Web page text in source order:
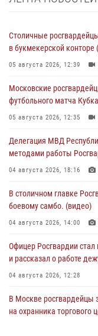
Столичные
в букмекерской конторе
05 августа 2026, 12:39
Московские
футбольного матча
05 августа 2026, 12:35
Делегация МВД
методами работы
04 августа 2026, 18:16
В столичном главке
боевому самбо. (видео)
04 августа 2026, 14:00
Офицер Росгвардии
и рассказал о работе
04 августа 2026, 12:28
В Москве росгвардейцы
на охранника торгового